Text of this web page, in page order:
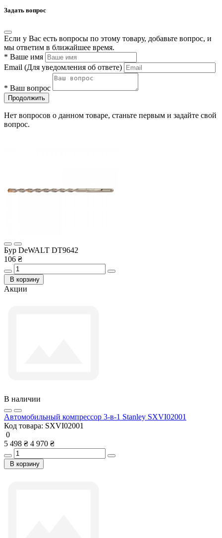
Задать вопрос
Если у Вас есть вопросы по этому товару, добавьте вопрос, и
мы ответим в ближайшее время.
* Ваше имя
Email (Для уведомления об ответе)
* Ваш вопрос
Продолжить
Нет вопросов о данном товаре, станьте первым и задайте свой
вопрос.
Бур DeWALT DT9642
106 ₴
В корзину
Акции
В наличии
Автомобильный компрессор 3-в-1 Stanley SXVI02001
Код товара: SXVI02001
0
5 498 ₴ 4 970 ₴
В корзину